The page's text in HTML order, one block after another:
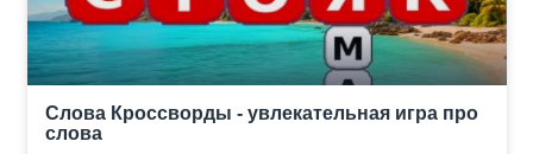
Слова Кроссворды - увлекательная игра про
слова